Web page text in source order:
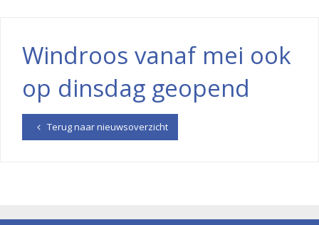
Windroos vanaf mei ook
op dinsdag geopend
Terug naar nieuwsoverzicht